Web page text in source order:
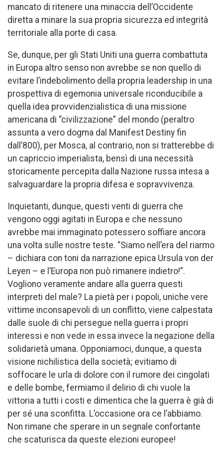
mancato di ritenere una minaccia dell’Occidente
diretta a minare la sua propria sicurezza ed integrità
territoriale alla porte di casa.
Se, dunque, per gli Stati Uniti una guerra combattuta
in Europa altro senso non avrebbe se non quello di
evitare l’indebolimento della propria leadership in una
prospettiva di egemonia universale riconducibile a
quella idea provvidenzialistica di una missione
americana di “civilizzazione” del mondo (peraltro
assunta a vero dogma dal Manifest Destiny fin
dall’800), per Mosca, al contrario, non si tratterebbe di
un capriccio imperialista, bensì di una necessità
storicamente percepita dalla Nazione russa intesa a
salvaguardare la propria difesa e sopravvivenza.
Inquietanti, dunque, questi venti di guerra che
vengono oggi agitati in Europa e che nessuno
avrebbe mai immaginato potessero soffiare ancora
una volta sulle nostre teste. “Siamo nell’era del riarmo
– dichiara con toni da narrazione epica Ursula von der
Leyen – e l’Europa non può rimanere indietro!”.
Vogliono veramente andare alla guerra questi
interpreti del male? La pietà per i popoli, uniche vere
vittime inconsapevoli di un conflitto, viene calpestata
dalle suole di chi persegue nella guerra i propri
interessi e non vede in essa invece la negazione della
solidarietà umana. Opponiamoci, dunque, a questa
visione nichilistica della società; evitiamo di
soffocare le urla di dolore con il rumore dei cingolati
e delle bombe, fermiamo il delirio di chi vuole la
vittoria a tutti i costi e dimentica che la guerra è già di
per sé una sconfitta. L’occasione ora ce l’abbiamo.
Non rimane che sperare in un segnale confortante
che scaturisca da queste elezioni europee!